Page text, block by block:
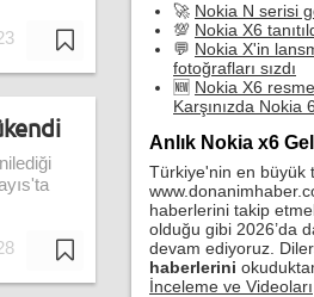
🚀 Nokia N serisi
💯 Nokia X6
💬 Nokia X'in
fotoğrafları sızdı
🆕 Nokia X6
Karşınızda Nokia
Anlık Nokia x6
Türkiye'nin en büyük
haberlerini takip
olduğu gibi 2026’da
devam ediyoruz.
haberlerini
İnceleme ve Videoları